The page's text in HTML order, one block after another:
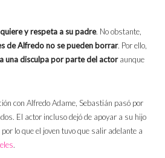
quiere y respeta a su padre. No obstante,
de Alfredo no se pueden borrar. Por ello,
una disculpa por parte del actoraunque
con Alfredo Adame, Sebastián pasó por
El actor incluso dejó de apoyar a su hijo
lo que el joven tuvo que salir adelante a
.